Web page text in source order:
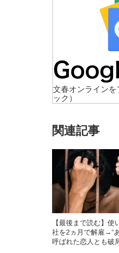
文春オンラインを
ック）
関連記事
【最後まで読む】使
社を2ヵ月で解雇→“
呼ばれた恋人とも破